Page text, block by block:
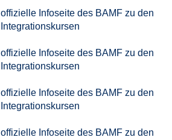
offizielle Infoseite des BAMF zu den
Integrationskursen
offizielle Infoseite des BAMF zu den
Integrationskursen
offizielle Infoseite des BAMF zu den
Integrationskursen
offizielle Infoseite des BAMF zu den